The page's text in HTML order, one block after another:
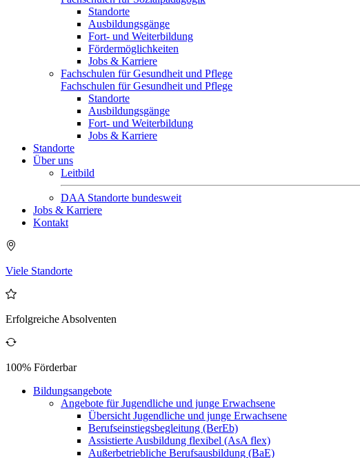
Standorte
Ausbildungsgänge
Fort- und Weiterbildung
Fördermöglichkeiten
Jobs & Karriere
Fachschulen für Gesundheit und Pflege
Fachschulen für Gesundheit und Pflege
Standorte
Ausbildungsgänge
Fort- und Weiterbildung
Jobs & Karriere
Standorte
Über uns
Leitbild
DAA Standorte bundesweit
Jobs & Karriere
Kontakt
Viele Standorte
Erfolgreiche Absolventen
100% Förderbar
Bildungsangebote
Angebote für Jugendliche und junge Erwachsene
Übersicht Jugendliche und junge Erwachsene
Berufseinstiegsbegleitung (BerEb)
Assistierte Ausbildung flexibel (AsA flex)
Außerbetriebliche Berufsausbildung (BaE)